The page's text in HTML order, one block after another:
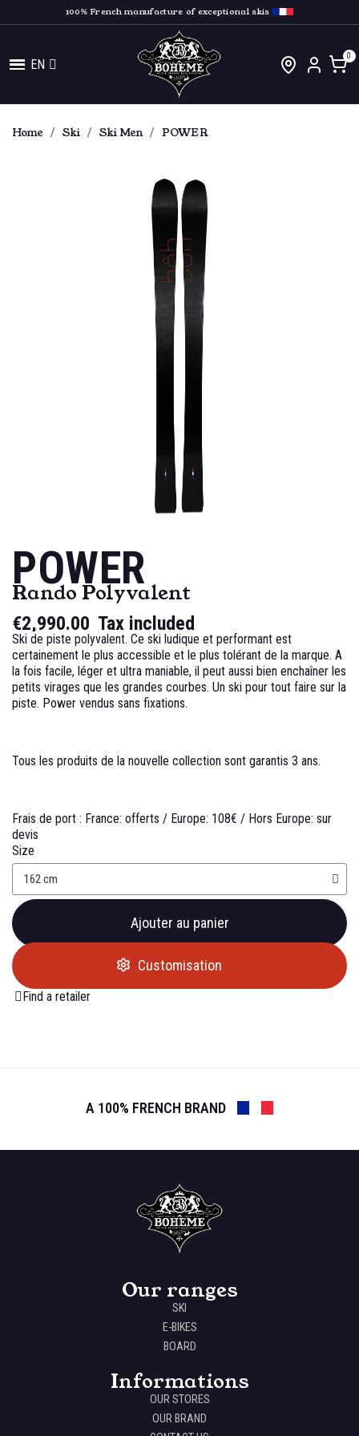
100% French manufacture of exceptional skis
EN
Home Ski Ski Men POWER
POWER
Rando Polyvalent
€2,990.00 Tax included
Ski de piste polyvalent. Ce ski ludique et performant est
certainement le plus accessible et le plus tolérant de la marque. A
la fois facile, léger et ultra maniable, il peut aussi bien enchaîner les
petits virages que les grandes courbes. Un ski pour tout faire sur la
piste. Power vendus sans fixations.
Tous les produits de la nouvelle collection sont garantis 3 ans.
Frais de port : France: offerts / Europe: 108€ / Hors Europe: sur
devis
Size
Ajouter au panier
Customisation
Find a retailer
A 100% FRENCH BRAND
Our ranges
SKI
E-BIKES
BOARD
Informations
OUR STORES
OUR BRAND